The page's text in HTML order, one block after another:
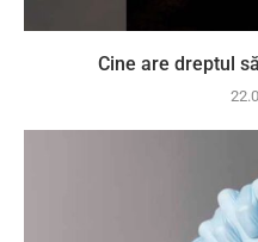
Cine are dreptul